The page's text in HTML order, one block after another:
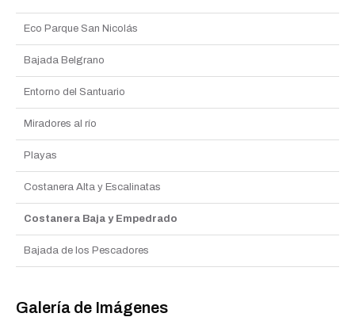
Eco Parque San Nicolás
Bajada Belgrano
Entorno del Santuario
Miradores al río
Playas
Costanera Alta y Escalinatas
Costanera Baja y Empedrado
Bajada de los Pescadores
Galería de Imágenes